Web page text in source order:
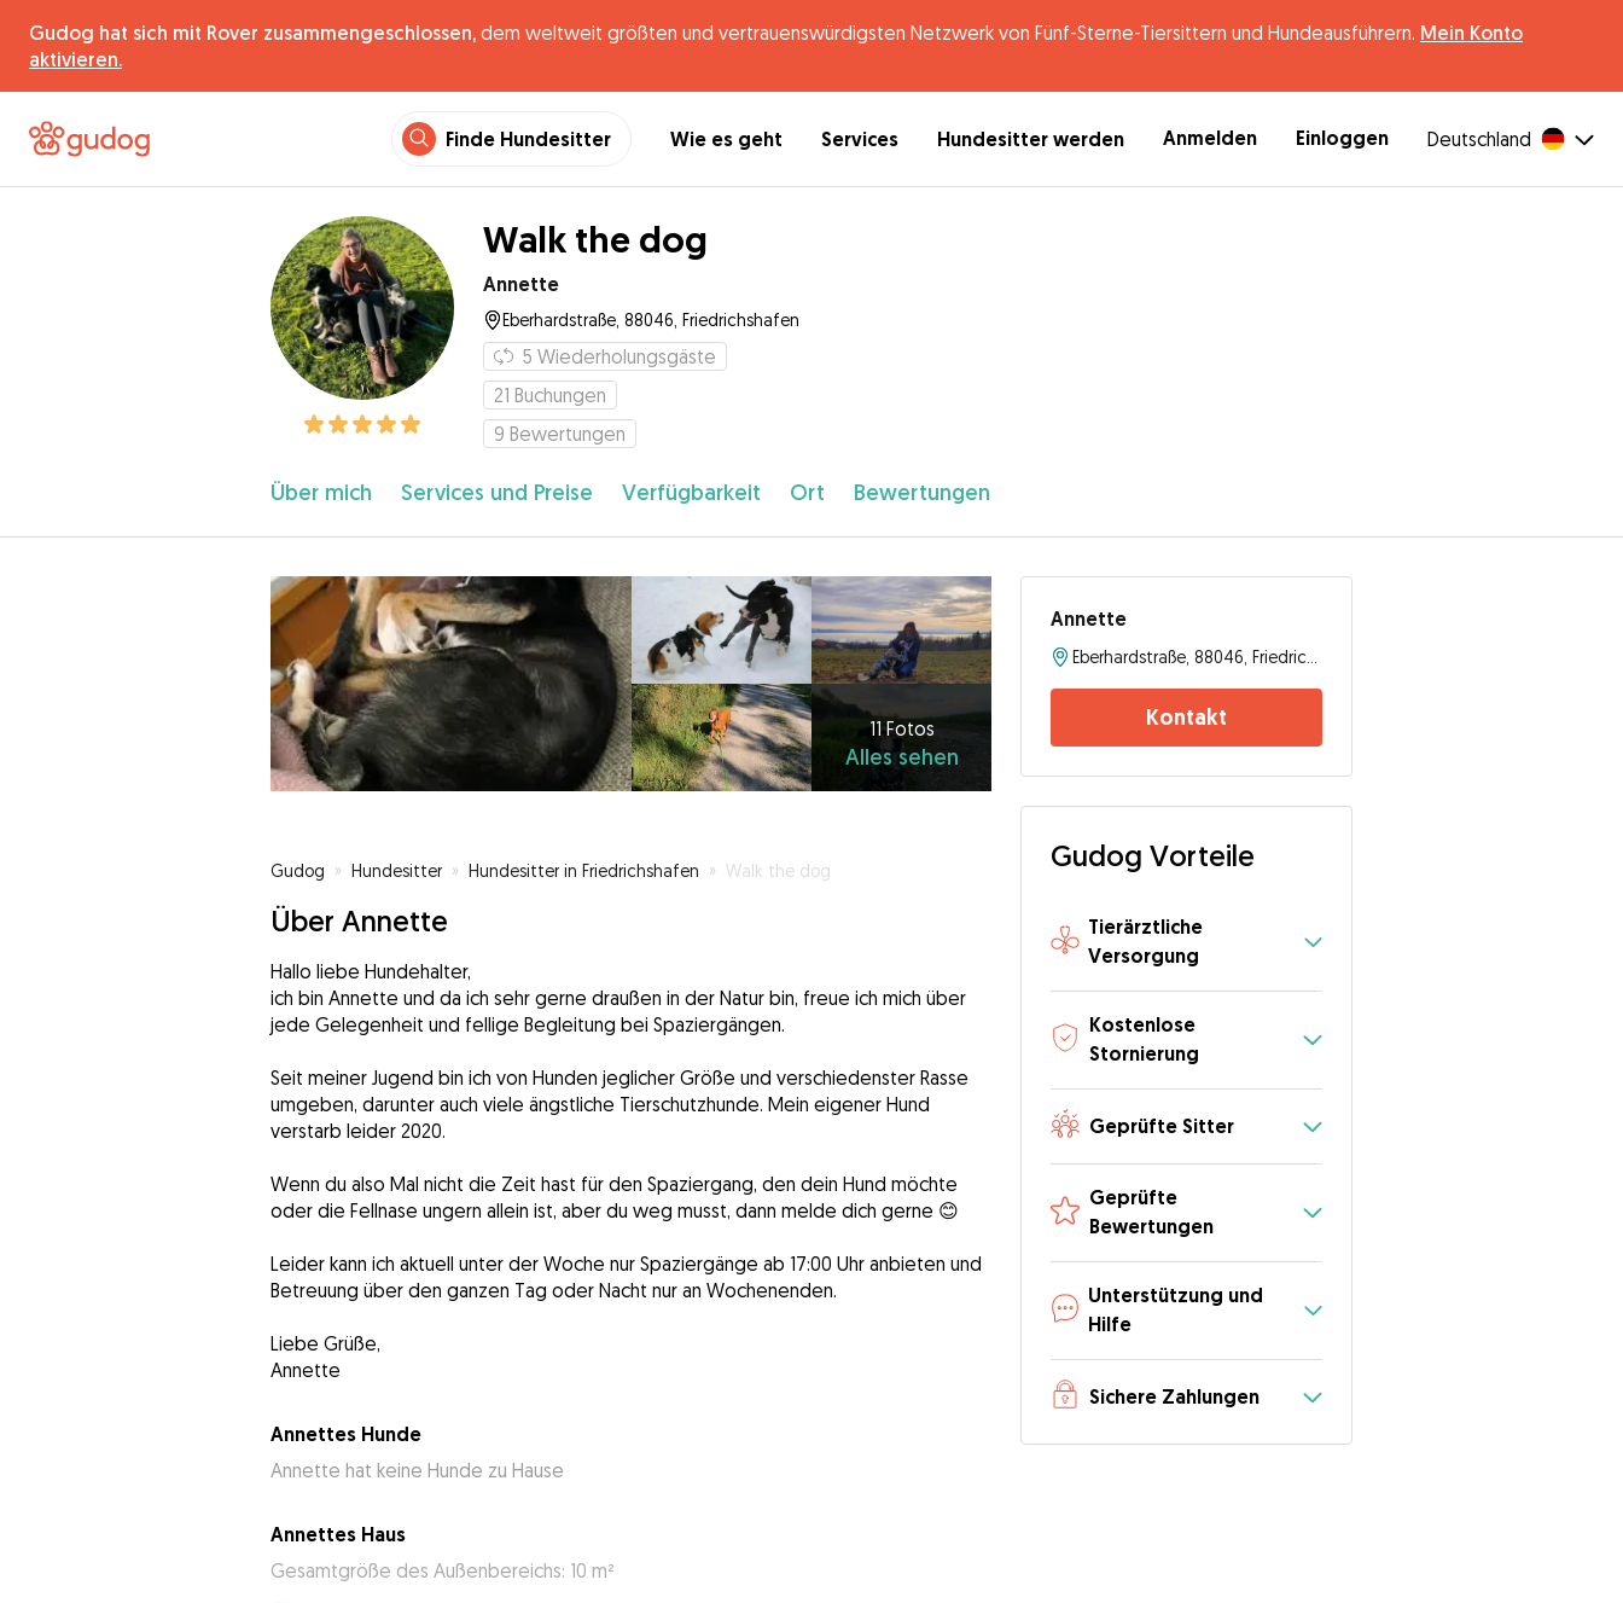
Gudog hat sich mit Rover zusammengeschlossen, dem weltweit größten und vertrauenswürdigsten Netzwerk von Fünf-Sterne-Tiersittern und Hundeausführern. Mein Konto
aktivieren.
Finde Hundesitter Wie es geht Services Hundesitter werden Anmelden Einloggen Deutschland
Walk the dog
Annette
Eberhardstraße, 88046, Friedrichshafen
5 Wiederholungsgäste
21 Buchungen
9 Bewertungen
Über mich Services und Preise Verfügbarkeit Ort Bewertungen
11 Fotos
Alles sehen
Gudog » Hundesitter » Hundesitter in Friedrichshafen » Walk the dog
Über Annette
Hallo liebe Hundehalter,
ich bin Annette und da ich sehr gerne draußen in der Natur bin, freue ich mich über
jede Gelegenheit und fellige Begleitung bei Spaziergängen.
Seit meiner Jugend bin ich von Hunden jeglicher Größe und verschiedenster Rasse
umgeben, darunter auch viele ängstliche Tierschutzhunde. Mein eigener Hund
verstarb leider 2020.
Wenn du also Mal nicht die Zeit hast für den Spaziergang, den dein Hund möchte
oder die Fellnase ungern allein ist, aber du weg musst, dann melde dich gerne 😊
Leider kann ich aktuell unter der Woche nur Spaziergänge ab 17:00 Uhr anbieten und
Betreuung über den ganzen Tag oder Nacht nur an Wochenenden.
Liebe Grüße,
Annettes Hunde
Annette hat keine Hunde zu Hause
Annettes Haus
Gesamtgröße des Außenbereichs: 10 m²
Annette
Kontakt
Gudog Vorteile
Tierärztliche
Versorgung
Kostenlose
Stornierung
Geprüfte Sitter
Geprüfte
Bewertungen
Unterstützung und
Hilfe
Sichere Zahlungen